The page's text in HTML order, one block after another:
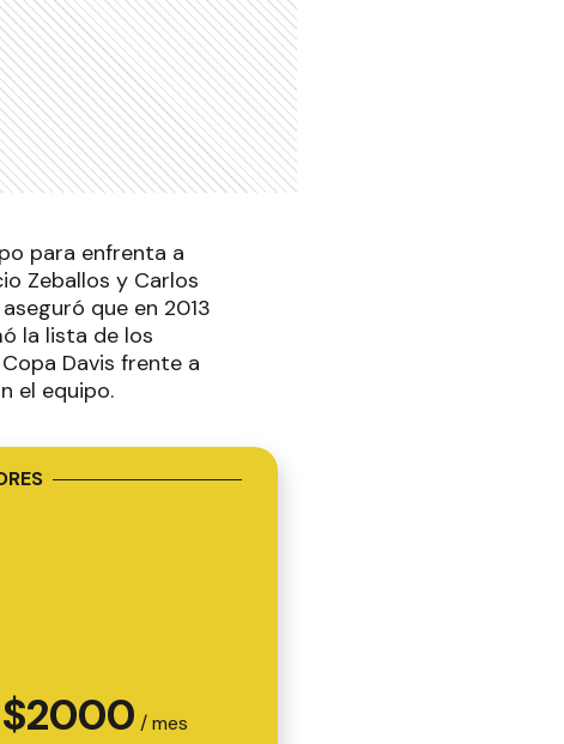
para enfrenta a
Zeballos y Carlos
que en 2013
la lista de los
Davis frente a
el equipo.
$2000 / mes